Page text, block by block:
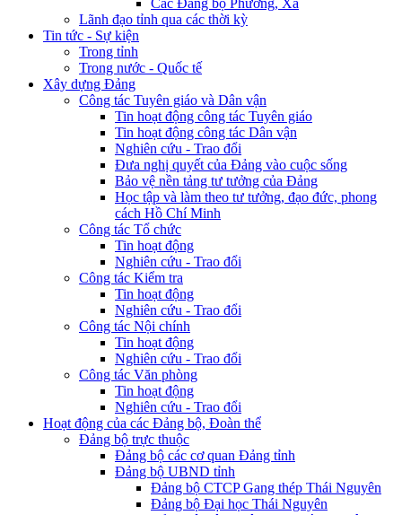
Lãnh đạo tỉnh qua các thời kỳ
Tin tức - Sự kiện
Trong tỉnh
Trong nước - Quốc tế
Xây dựng Đảng
Công tác Tuyên giáo và Dân vận
Tin hoạt động công tác Tuyên giáo
Tin hoạt động công tác Dân vận
Nghiên cứu - Trao đổi
Đưa nghị quyết của Đảng vào cuộc sống
Bảo vệ nền tảng tư tưởng của Đảng
Học tập và làm theo tư tưởng, đạo đức, phong
cách Hồ Chí Minh
Công tác Tổ chức
Tin hoạt động
Nghiên cứu - Trao đổi
Công tác Kiểm tra
Tin hoạt động
Nghiên cứu - Trao đổi
Công tác Nội chính
Tin hoạt động
Nghiên cứu - Trao đổi
Công tác Văn phòng
Tin hoạt động
Nghiên cứu - Trao đổi
Hoạt động của các Đảng bộ, Đoàn thể
Đảng bộ trực thuộc
Đảng bộ các cơ quan Đảng tỉnh
Đảng bộ UBND tỉnh
Đảng bộ CTCP Gang thép Thái Nguyên
Đảng bộ Đại học Thái Nguyên